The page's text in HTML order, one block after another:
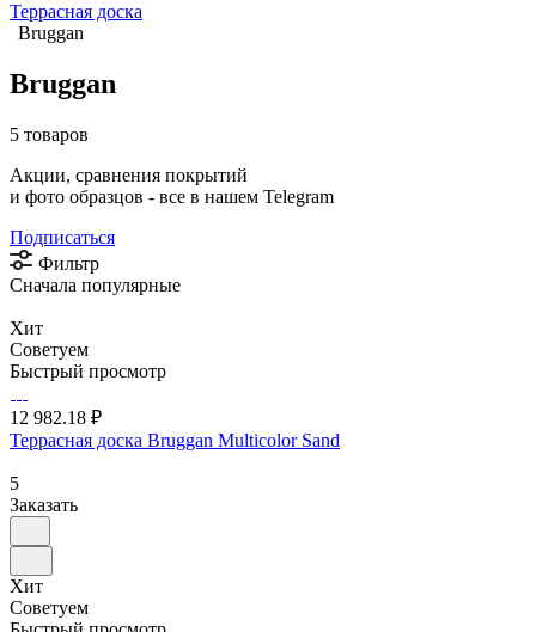
Террасная доска
Bruggan
Bruggan
5 товаров
Акции, сравнения покрытий
и фото образцов - все в нашем Telegram
Подписаться
Фильтр
Сначала популярные
Хит
Советуем
Быстрый просмотр
12 982.18 ₽
Террасная доска Bruggan Multicolor Sand
5
Заказать
Хит
Советуем